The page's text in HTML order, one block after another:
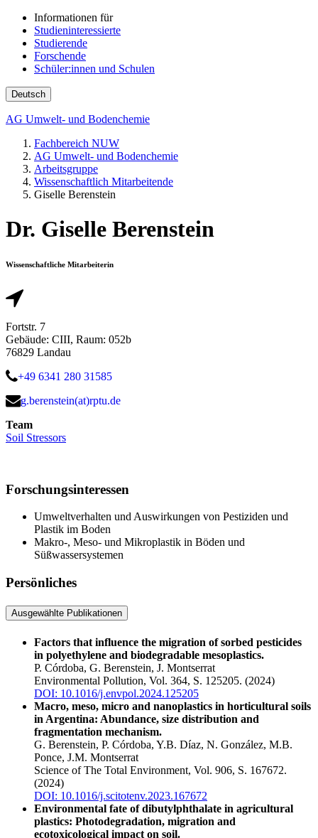
Informationen für
Studieninteressierte
Studierende
Forschende
Schüler:innen und Schulen
Deutsch
AG Umwelt- und Bodenchemie
Fachbereich NUW
AG Umwelt- und Bodenchemie
Arbeitsgruppe
Wissenschaftlich Mitarbeitende
Giselle Berenstein
Dr. Giselle Berenstein
Wissenschaftliche Mitarbeiterin
Fortstr. 7
Gebäude: CIII, Raum: 052b
76829 Landau
+49 6341 280 31585
g.berenstein(at)rptu.de
Team
Soil Stressors
Forschungsinteressen
Umweltverhalten und Auswirkungen von Pestiziden und
Plastik im Boden
Makro-, Meso- und Mikroplastik in Böden und
Süßwassersystemen
Persönliches
Ausgewählte Publikationen
Factors that influence the migration of sorbed pesticides
in polyethylene and biodegradable mesoplastics.
P. Córdoba, G. Berenstein, J. Montserrat
Environmental Pollution, Vol. 364, S. 125205. (2024)
DOI: 10.1016/j.envpol.2024.125205
Macro, meso, micro and nanoplastics in horticultural soils
in Argentina: Abundance, size distribution and
fragmentation mechanism.
G. Berenstein, P. Córdoba, Y.B. Díaz, N. González, M.B.
Ponce, J.M. Montserrat
Science of The Total Environment, Vol. 906, S. 167672.
(2024)
DOI: 10.1016/j.scitotenv.2023.167672
Environmental fate of dibutylphthalate in agricultural
plastics: Photodegradation, migration and
ecotoxicological impact on soil.